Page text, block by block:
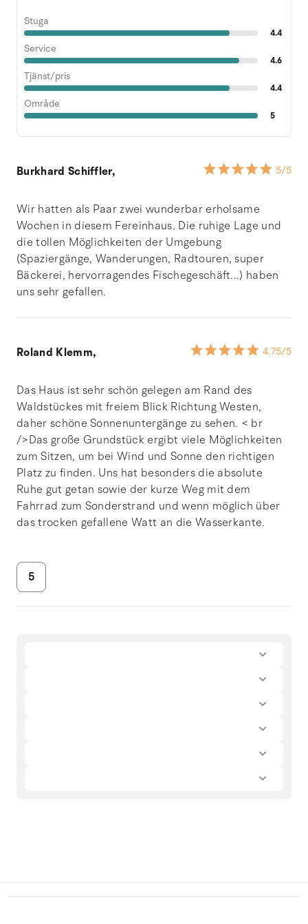
Stuga
4.4
Service
4.6
Tjänst/pris
4.4
Område
5
Burkhard Schiffler, 5/5
Wir hatten als Paar zwei wunderbar erholsame
Wochen in diesem Fereinhaus. Die ruhige Lage und
die tollen Möglichkeiten der Umgebung
(Spaziergänge, Wanderungen, Radtouren, super
Bäckerei, hervorragendes Fischegeschäft...) haben
uns sehr gefallen.
Roland Klemm, 4.75/5
Das Haus ist sehr schön gelegen am Rand des
Waldstückes mit freiem Blick Richtung Westen,
daher schöne Sonnenuntergänge zu sehen. < br
/>Das große Grundstück ergibt viele Möglichkeiten
zum Sitzen, um bei Wind und Sonne den richtigen
Platz zu finden. Uns hat besonders die absolute
Ruhe gut getan sowie der kurze Weg mit dem
Fahrrad zum Sonderstrand und wenn möglich über
das trocken gefallene Watt an die Wasserkante.
5